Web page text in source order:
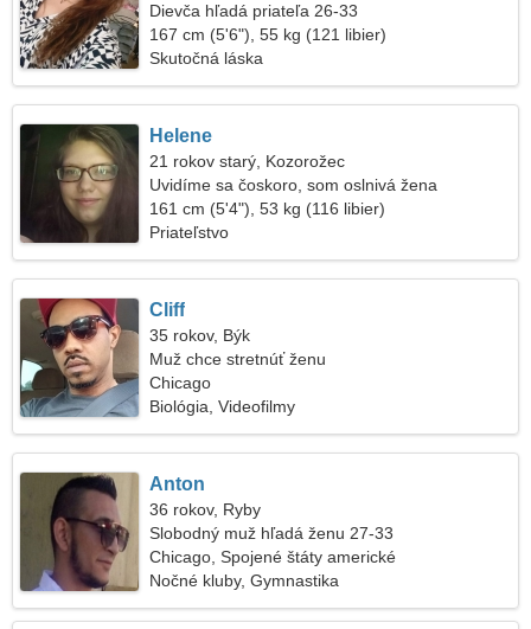
Dievča hľadá priateľa 26-33
167 cm (5'6"), 55 kg (121 libier)
Skutočná láska
Helene
21 rokov starý, Kozorožec
Uvidíme sa čoskoro, som oslnivá žena
161 cm (5'4"), 53 kg (116 libier)
Priateľstvo
Cliff
35 rokov, Býk
Muž chce stretnúť ženu
Chicago
Biológia, Videofilmy
Anton
36 rokov, Ryby
Slobodný muž hľadá ženu 27-33
Chicago, Spojené štáty americké
Nočné kluby, Gymnastika